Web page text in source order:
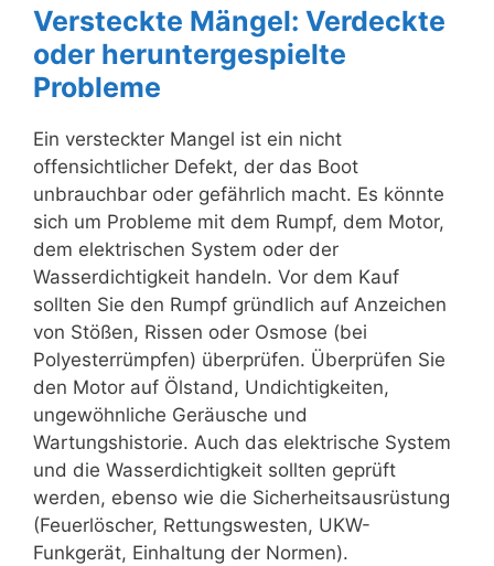
Versteckte Mängel: Verdeckte
oder heruntergespielte
Probleme
Ein versteckter Mangel ist ein nicht
offensichtlicher Defekt, der das Boot
unbrauchbar oder gefährlich macht. Es könnte
sich um Probleme mit dem Rumpf, dem Motor,
dem elektrischen System oder der
Wasserdichtigkeit handeln. Vor dem Kauf
sollten Sie den Rumpf gründlich auf Anzeichen
von Stößen, Rissen oder Osmose (bei
Polyesterrümpfen) überprüfen. Überprüfen Sie
den Motor auf Ölstand, Undichtigkeiten,
ungewöhnliche Geräusche und
Wartungshistorie. Auch das elektrische System
und die Wasserdichtigkeit sollten geprüft
werden, ebenso wie die Sicherheitsausrüstung
(Feuerlöscher, Rettungswesten, UKW-
Funkgerät, Einhaltung der Normen).